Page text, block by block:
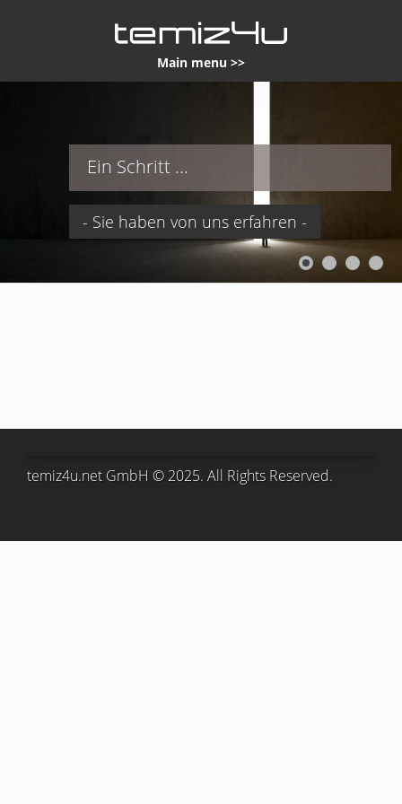
Main menu >>
Ein Schritt ...
- Sie haben von uns erfahren -
temiz4u.net GmbH © 2025. All Rights Reserved.